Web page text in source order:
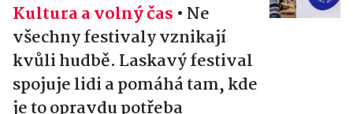
Kultura a volný čas • Ne
všechny festivaly vznikají
kvůli hudbě. Laskavý festival
spojuje lidi a pomáhá tam, kde